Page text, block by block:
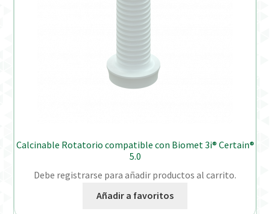
Calcinable Rotatorio compatible con Biomet 3i® Certain®
5.0
Debe registrarse para añadir productos al carrito.
Añadir a favoritos